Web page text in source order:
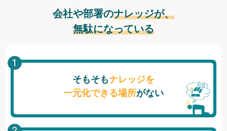
会社や部署のナレッジが、
無駄になっている
そもそもナレッジを
一元化できる場所がない